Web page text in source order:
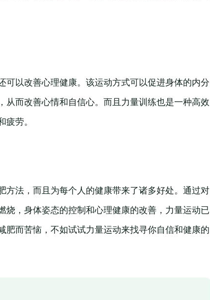
可以改善心理健康。该运动方式可以促进身体的内分
从而改善心情和自信心。而且力量训练也是一种高效
劳。
方法，而且为每个人的健康带来了诸多好处。通过对
烧，身体姿态的控制和心理健康的改善，力量运动已
肥而苦恼，不如试试力量运动来找寻你自信和健康的